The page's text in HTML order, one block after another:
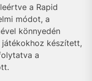
a Rapid
módot, a
könnyedén
készített,
a